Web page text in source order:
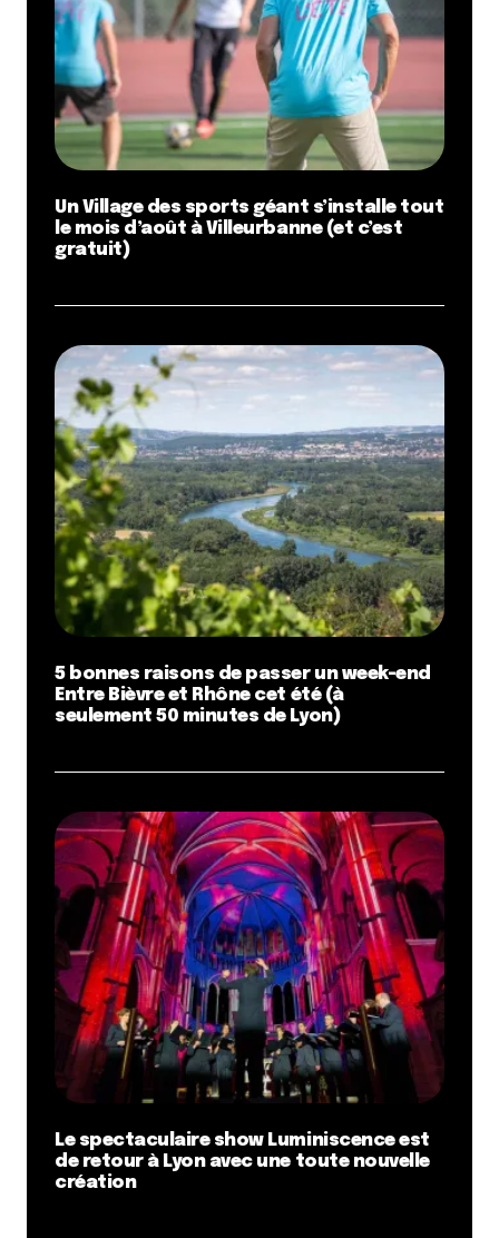
Un Village des sports géant s’installe tout
le mois d’août à Villeurbanne (et c’est
gratuit)
5 bonnes raisons de passer un week-end
Entre Bièvre et Rhône cet été (à
seulement 50 minutes de Lyon)
Le spectaculaire show Luminiscence est
de retour à Lyon avec une toute nouvelle
création